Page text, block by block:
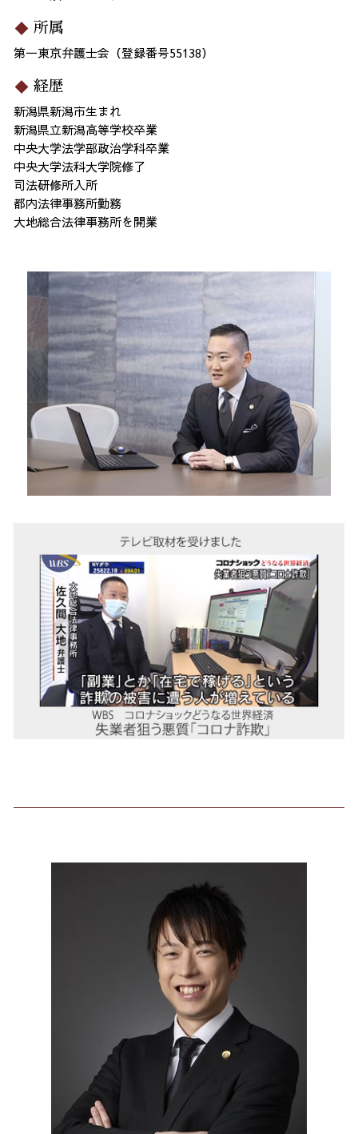
所属
第一東京弁護士会（登録番号55138）
経歴
新潟県新潟市生まれ
新潟県立新潟高等学校卒業
中央大学法学部政治学科卒業
中央大学法科大学院修了
司法研修所入所
都内法律事務所勤務
大地総合法律事務所を開業